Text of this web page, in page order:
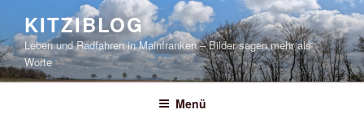
springen
KITZIBLOG
Leben und Radfahren in Mainfranken – Bilder sagen mehr als
Worte
Menü